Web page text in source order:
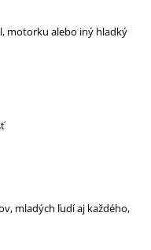
motorku alebo iný hladký
mladých ľudí aj každého,